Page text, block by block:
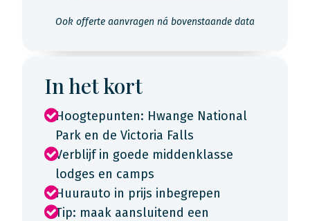
Ook offerte aanvragen ná bovenstaande data
In het kort
Hoogtepunten: Hwange National
Park en de Victoria Falls
Verblijf in goede middenklasse
lodges en camps
Huurauto in prijs inbegrepen
Tip: maak aansluitend een